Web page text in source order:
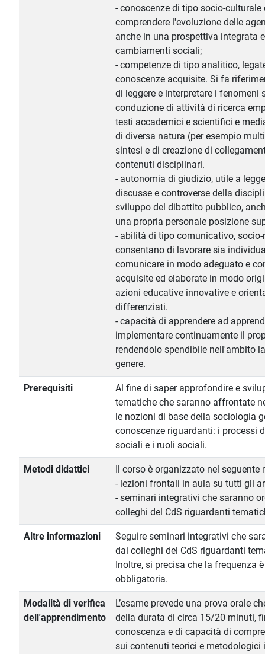
- conoscenze di tipo socio-
comprendere l'evoluzione delle
anche in una prospettiva integrata
cambiamenti sociali;
- competenze di tipo analitico,
conoscenze acquisite. Si fa
di leggere e interpretare i fenomeni
conduzione di attività di ricerca
testi accademici e scientifici e
di diversa natura (per esempio
sintesi e di creazione di
contenuti disciplinari.
- autonomia di giudizio, utile a
discusse e controverse della
sviluppo del dibattito pubblico,
una propria personale posizione
- abilità di tipo comunicativo,
consentano di lavorare sia
comunicare in modo adeguato e
acquisite ed elaborate in modo
azioni educative innovative e
differenziati.
- capacità di apprendere ad
implementare continuamente il
rendendolo spendibile nell'ambito
genere.
Prerequisiti
Al fine di saper approfondire e
tematiche che saranno affrontate
le nozioni di base della sociologia
conoscenze riguardanti: i processi
sociali e i ruoli sociali.
Metodi didattici
Il corso è organizzato nel seguente
- lezioni frontali in aula su tutti gli
- seminari integrativi che saranno
colleghi del CdS riguardanti
Altre informazioni
Seguire seminari integrativi che
dai colleghi del CdS riguardanti
Inoltre, si precisa che la frequenza
obbligatoria.
Modalità di verifica
dell'apprendimento
L’esame prevede una prova orale
della durata di circa 15/20 minuti,
conoscenza e di capacità di
sui contenuti teorici e